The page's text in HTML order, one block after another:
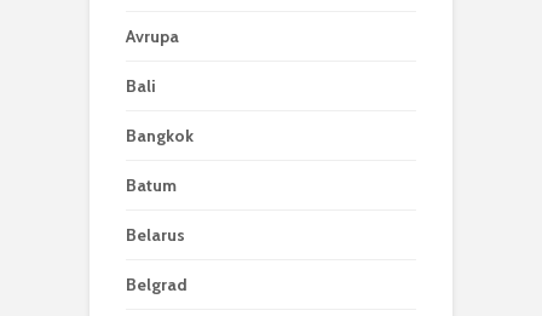
Avrupa
Bali
Bangkok
Batum
Belarus
Belgrad